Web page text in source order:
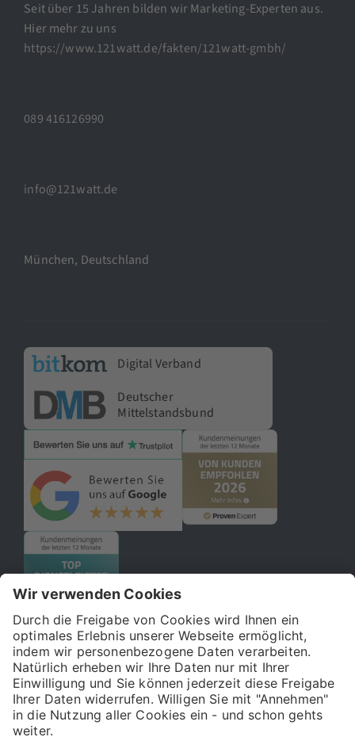
Seit über 15 Jahren bilden wir Marketing-Experten aus.
Hier mehr zu uns
https://www.121watt.de/fakten/121watt-gmbh/
089 416126990
info@121watt.de
München, Deutschland
Digital Verband
Deutscher
Mittelstandsbund
© 2026 121WATT GmbH
Über uns